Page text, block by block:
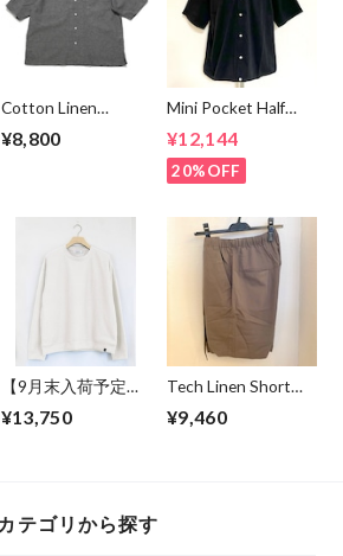
Cotton Linen
Collar Shirts Black
¥8,800
Mini Pocket Half
¥12,144
20%OFF
【9月末入荷予定】
Over Size Knit Cut &
Sewn Off White
¥13,750
Tech Linen Short
Pants Gray
¥9,460
カテゴリから探す